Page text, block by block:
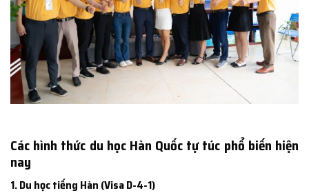
Các hình thức du học Hàn Quốc tự túc phổ biến hiện
nay
1. Du học tiếng Hàn (Visa D-4-1)